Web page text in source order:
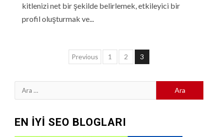
kitlenizi net bir şekilde belirlemek, etkileyici bir
profil oluşturmak ve...
Yazı
Previous 1 2 3
Arama:
EN İYİ SEO BLOGLARI